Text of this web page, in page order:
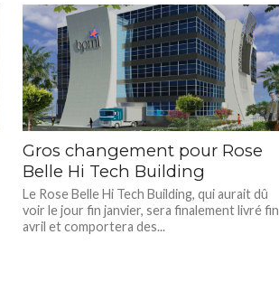
Gros changement pour Rose
Belle Hi Tech Building
Le Rose Belle Hi Tech Building, qui aurait dû
voir le jour fin janvier, sera finalement livré fin
avril et comportera des...